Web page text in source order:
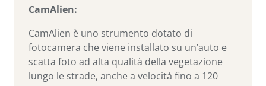
CamAlien:
CamAlien è uno strumento dotato di
fotocamera che viene installato su un’auto e
scatta foto ad alta qualità della vegetazione
lungo le strade, anche a velocità fino a 120